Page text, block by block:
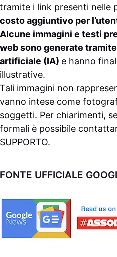
tramite i link presenti nelle
costo aggiuntivo per
Alcune immagini e testi
web sono generate
artificiale (IA) e hanno
illustrative.
Tali immagini non
vanno intese come
soggetti. Per chiarimenti,
formali è possibile
SUPPORTO.
FONTE UFFICIALE